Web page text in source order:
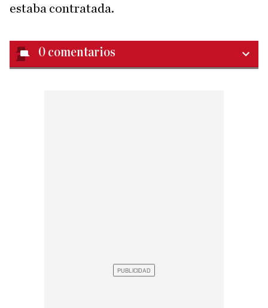
estaba contratada.
0 comentarios